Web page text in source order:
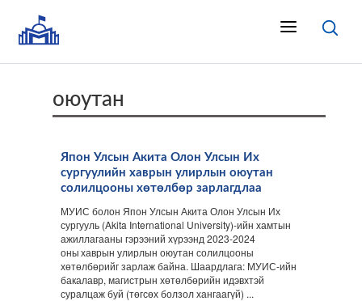
оюутан
Япон Улсын Акита Олон Улсын Их
сургуулийн хаврын улирлын оюутан
солилцооны хөтөлбөр зарлагдлаа
МУИС болон Япон Улсын Акита Олон Улсын Их
сургууль (Akita International University)-ийн хамтын
ажиллагааны гэрээний хүрээнд 2023-2024
оны хаврын улирлын оюутан солилцооны
хөтөлбөрийг зарлаж байна. Шаардлага: МУИС-ийн
бакалавр, магистрын хөтөлбөрийн идэвхтэй
суралцаж буй (төгсөх болзол хангаагүй) ...